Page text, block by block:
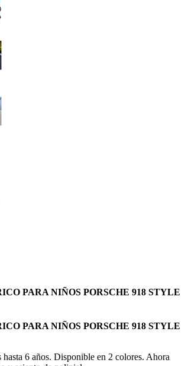
PARA NIÑOS PORSCHE 918 STYLE
PARA NIÑOS PORSCHE 918 STYLE
hasta 6 años. Disponible en 2 colores. Ahora